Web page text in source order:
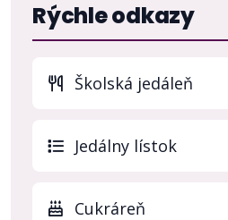
Rýchle odkazy
Školská jedáleň
Jedálny lístok
Cukráreň